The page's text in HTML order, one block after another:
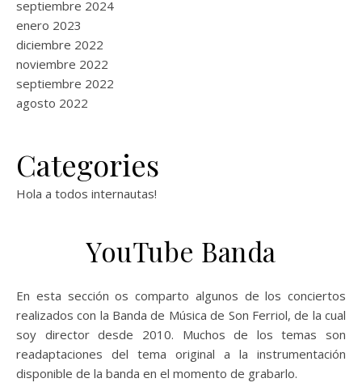
septiembre 2024
enero 2023
diciembre 2022
noviembre 2022
septiembre 2022
agosto 2022
Categories
Hola a todos internautas!
YouTube Banda
En esta sección os comparto algunos de los conciertos
realizados con la Banda de Música de Son Ferriol, de la cual
soy director desde 2010. Muchos de los temas son
readaptaciones del tema original a la instrumentación
disponible de la banda en el momento de grabarlo.